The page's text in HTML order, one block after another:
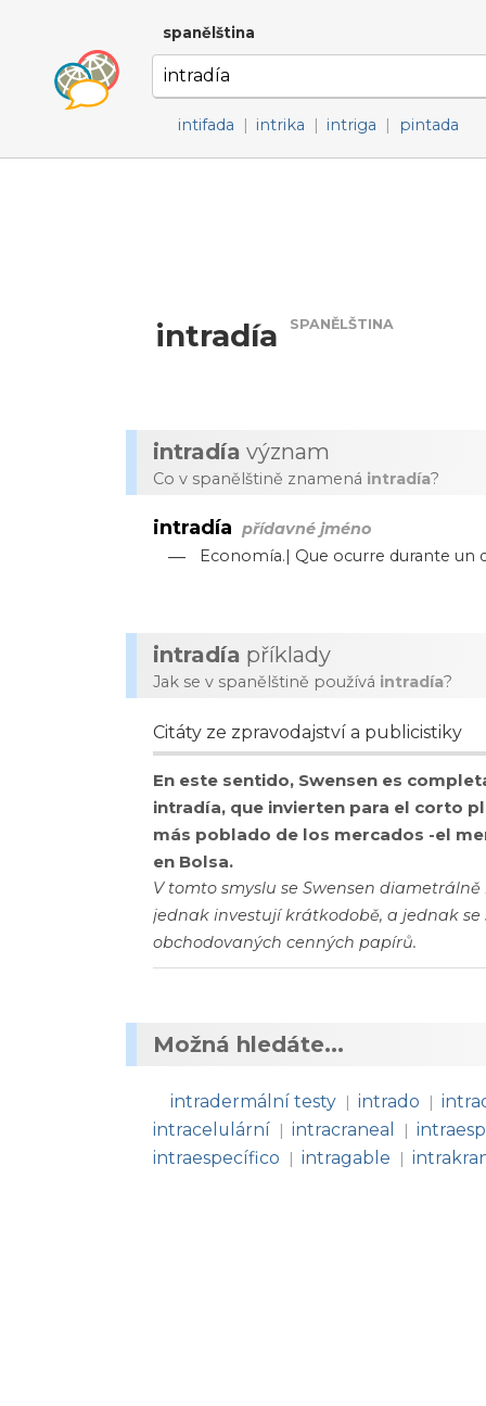
spanělština
intifada | intrika | intriga | pintada
intradía SPANĚLŠTINA
intradía význam
Co v spanělštině znamená intradía?
intradía přídavné jméno
— Economía.| Que ocurre durante un
intradía příklady
Jak se v spanělštině používá intradía?
Citáty ze zpravodajství a publicistiky
En este sentido, Swensen es
intradía, que invierten para el corto
más poblado de los mercados -el
en Bolsa.
V tomto smyslu se Swensen
jednak investují krátkodobě, a jednak
obchodovaných cenných papírů.
Možná hledáte...
intradermální testy | intrado |
intracelulární | intracraneal |
intraespecífico
| intragable |